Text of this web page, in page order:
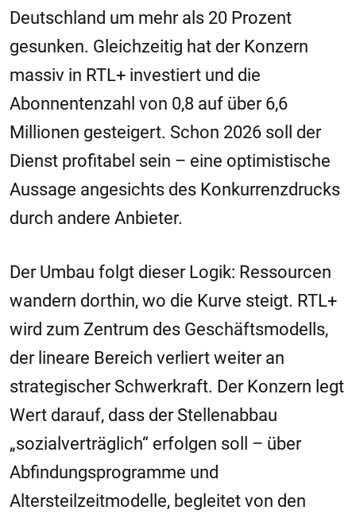
Deutschland um mehr als 20 Prozent
gesunken. Gleichzeitig hat der Konzern
massiv in RTL+ investiert und die
Abonnentenzahl von 0,8 auf über 6,6
Millionen gesteigert. Schon 2026 soll der
Dienst profitabel sein – eine optimistische
Aussage angesichts des Konkurrenzdrucks
durch andere Anbieter.
Der Umbau folgt dieser Logik: Ressourcen
wandern dorthin, wo die Kurve steigt. RTL+
wird zum Zentrum des Geschäftsmodells,
der lineare Bereich verliert weiter an
strategischer Schwerkraft. Der Konzern legt
Wert darauf, dass der Stellenabbau
„sozialverträglich“ erfolgen soll – über
Abfindungsprogramme und
Altersteilzeitmodelle, begleitet von den